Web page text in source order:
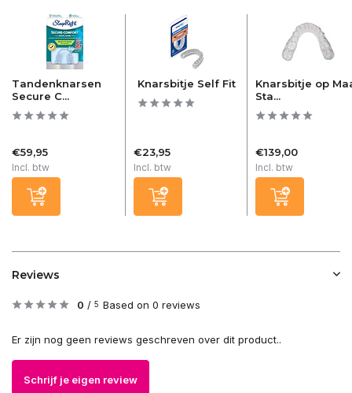
Tandenknarsen
Secure C...
€59,95
Incl. btw
Knarsbitje Self Fit
€23,95
Incl. btw
Knarsbitje op
Sta...
€139,00
Incl. btw
Reviews
0 / 5 Based on 0 reviews
Er zijn nog geen reviews geschreven over dit product..
Schrijf je eigen review